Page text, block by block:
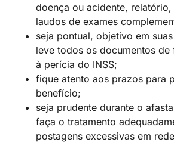
doença ou acidente,
laudos de exames
seja pontual, objetivo em
leve todos os documentos de
à perícia do INSS;
fique atento aos prazos para
benefício;
seja prudente durante o
faça o tratamento
postagens excessivas em